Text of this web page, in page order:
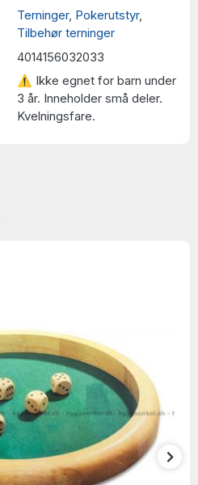
Terninger, Pokerutstyr,
Tilbehør terninger
4014156032033
⚠ Ikke egnet for barn under
3 år. Inneholder små deler.
Kvelningsfare.